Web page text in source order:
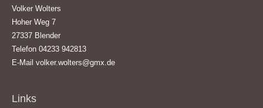
Volker Wolters
Hoher Weg 7
27337 Blender
Telefon 04233 942813
E-Mail volker.wolters@gmx.de
Links